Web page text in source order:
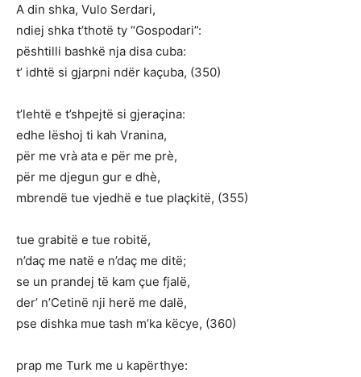
A din shka, Vulo Serdari,
ndiej shka t’thotë ty “Gospodari”:
pështilli bashkë nja disa cuba:
t’ idhtë si gjarpni ndër kaçuba, (350)
t’lehtë e t’shpejtë si gjeraçina:
edhe lëshoj ti kah Vranina,
për me vrà ata e për me prè,
për me djegun gur e dhè,
mbrendë tue vjedhë e tue plaçkitë, (355)
tue grabitë e tue robitë,
n’daç me natë e n’daç me ditë;
se un prandej të kam çue fjalë,
der’ n’Cetinë nji herë me dalë,
pse dishka mue tash m’ka këcye, (360)
prap me Turk me u kapërthye: